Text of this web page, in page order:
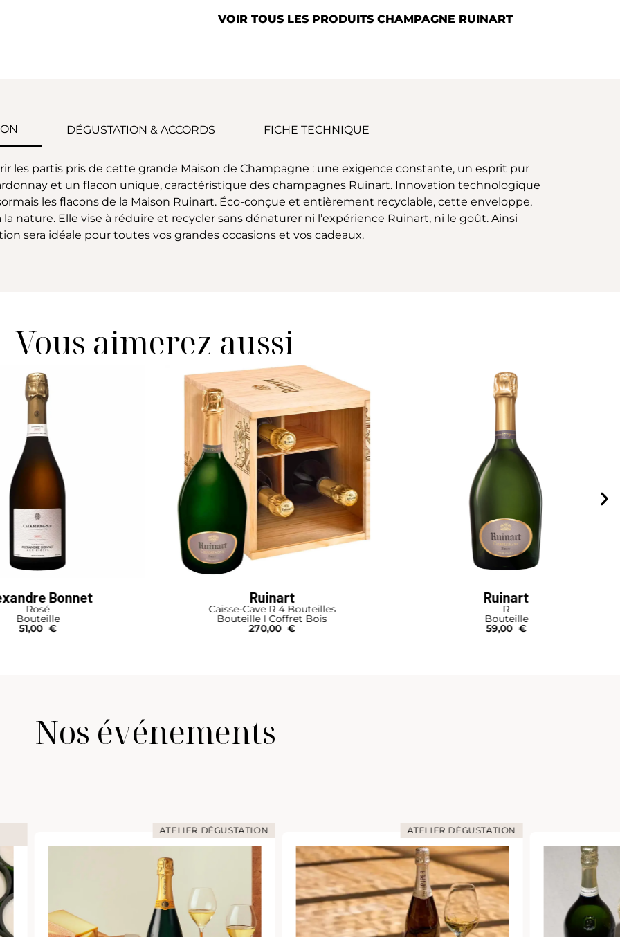
VOIR TOUS LES PRODUITS CHAMPAGNE RUINART
DÉGUSTATION & ACCORDS FICHE TECHNIQUE
les partis pris de cette grande Maison de Champagne : une exigence constante, un esprit pur
et un flacon unique, caractéristique des champagnes Ruinart. Innovation technologique
les flacons de la Maison Ruinart. Éco-conçue et entièrement recyclable, cette enveloppe,
nature. Elle vise à réduire et recycler sans dénaturer ni l’expérience Ruinart, ni le goût. Ainsi
sera idéale pour toutes vos grandes occasions et vos cadeaux.
Vous aimerez aussi
Ruinart
Cave R 4 Bouteilles
I Coffret Bois
270,00 €
Ruinart
R
Bouteille
59,00 €
Ruinart
Caisse-Cave Blanc de Blancs 4 bouteilles
Bouteille I Coffret Bois
415,00 €
Nos événements
ATELIER DÉGUSTATION ATELIER DÉGUSTATION